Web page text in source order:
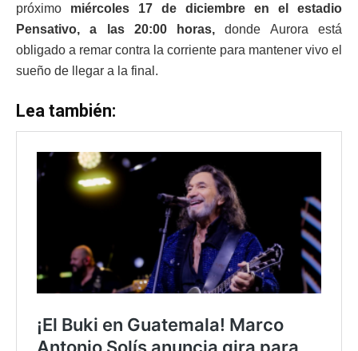
próximo miércoles 17 de diciembre en el estadio
Pensativo, a las 20:00 horas, donde Aurora está
obligado a remar contra la corriente para mantener vivo el
sueño de llegar a la final.
Lea también: